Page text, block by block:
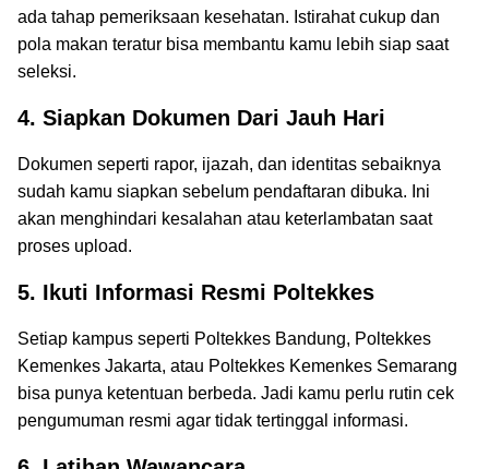
ada tahap pemeriksaan kesehatan. Istirahat cukup dan
pola makan teratur bisa membantu kamu lebih siap saat
seleksi.
4. Siapkan Dokumen Dari Jauh Hari
Dokumen seperti rapor, ijazah, dan identitas sebaiknya
sudah kamu siapkan sebelum pendaftaran dibuka. Ini
akan menghindari kesalahan atau keterlambatan saat
proses upload.
5. Ikuti Informasi Resmi Poltekkes
Setiap kampus seperti Poltekkes Bandung, Poltekkes
Kemenkes Jakarta, atau Poltekkes Kemenkes Semarang
bisa punya ketentuan berbeda. Jadi kamu perlu rutin cek
pengumuman resmi agar tidak tertinggal informasi.